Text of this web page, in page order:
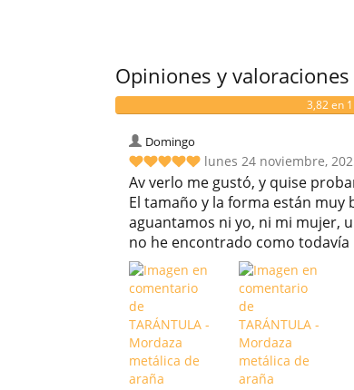
Opiniones y
3,82 en
Domingo
lunes 24 noviembre,
Av verlo me gustó, y quise
El tamaño y la forma están muy
aguantamos ni yo, ni mi mujer,
no he encontrado como todavía